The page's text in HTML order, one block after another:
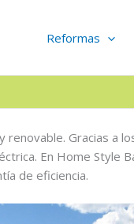
Reformas
renovable. Gracias a
En Home Style
de eficiencia.